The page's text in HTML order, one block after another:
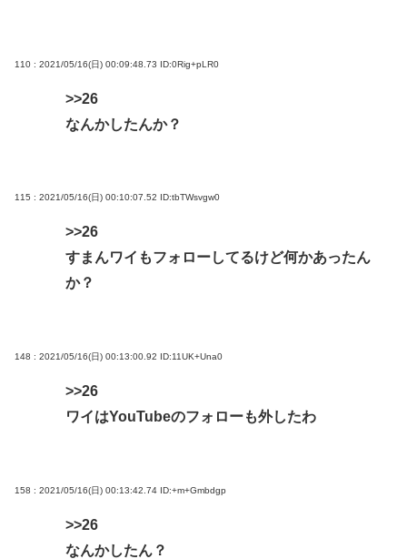
110 : 2021/05/16(日) 00:09:48.73 ID:0Rig+pLR0
>>26
なんかしたんか？
115 : 2021/05/16(日) 00:10:07.52 ID:tbTWsvgw0
>>26
すまんワイもフォローしてるけど何かあったん
か？
148 : 2021/05/16(日) 00:13:00.92 ID:11UK+Una0
>>26
ワイはYouTubeのフォローも外したわ
158 : 2021/05/16(日) 00:13:42.74 ID:+m+Gmbdgp
>>26
なんかしたん？